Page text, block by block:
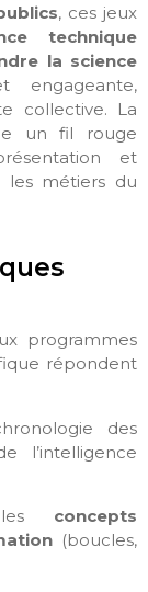
, ces jeux
technique
la science
collective. La
un fil rouge
et
les métiers du
programmes
répondent
des
l’intelligence
concepts
(boucles,